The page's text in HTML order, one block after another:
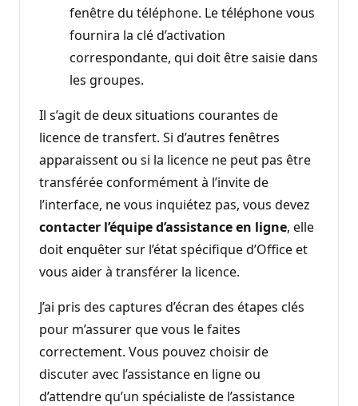
fenêtre du téléphone. Le téléphone vous
fournira la clé d’activation
correspondante, qui doit être saisie dans
les groupes.
Il s’agit de deux situations courantes de
licence de transfert. Si d’autres fenêtres
apparaissent ou si la licence ne peut pas être
transférée conformément à l’invite de
l’interface, ne vous inquiétez pas, vous devez
contacter l’équipe d’assistance en ligne, elle
doit enquêter sur l’état spécifique d’Office et
vous aider à transférer la licence.
J’ai pris des captures d’écran des étapes clés
pour m’assurer que vous le faites
correctement. Vous pouvez choisir de
discuter avec l’assistance en ligne ou
d’attendre qu’un spécialiste de l’assistance